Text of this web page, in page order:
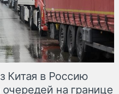
Китая в Россию
на границе